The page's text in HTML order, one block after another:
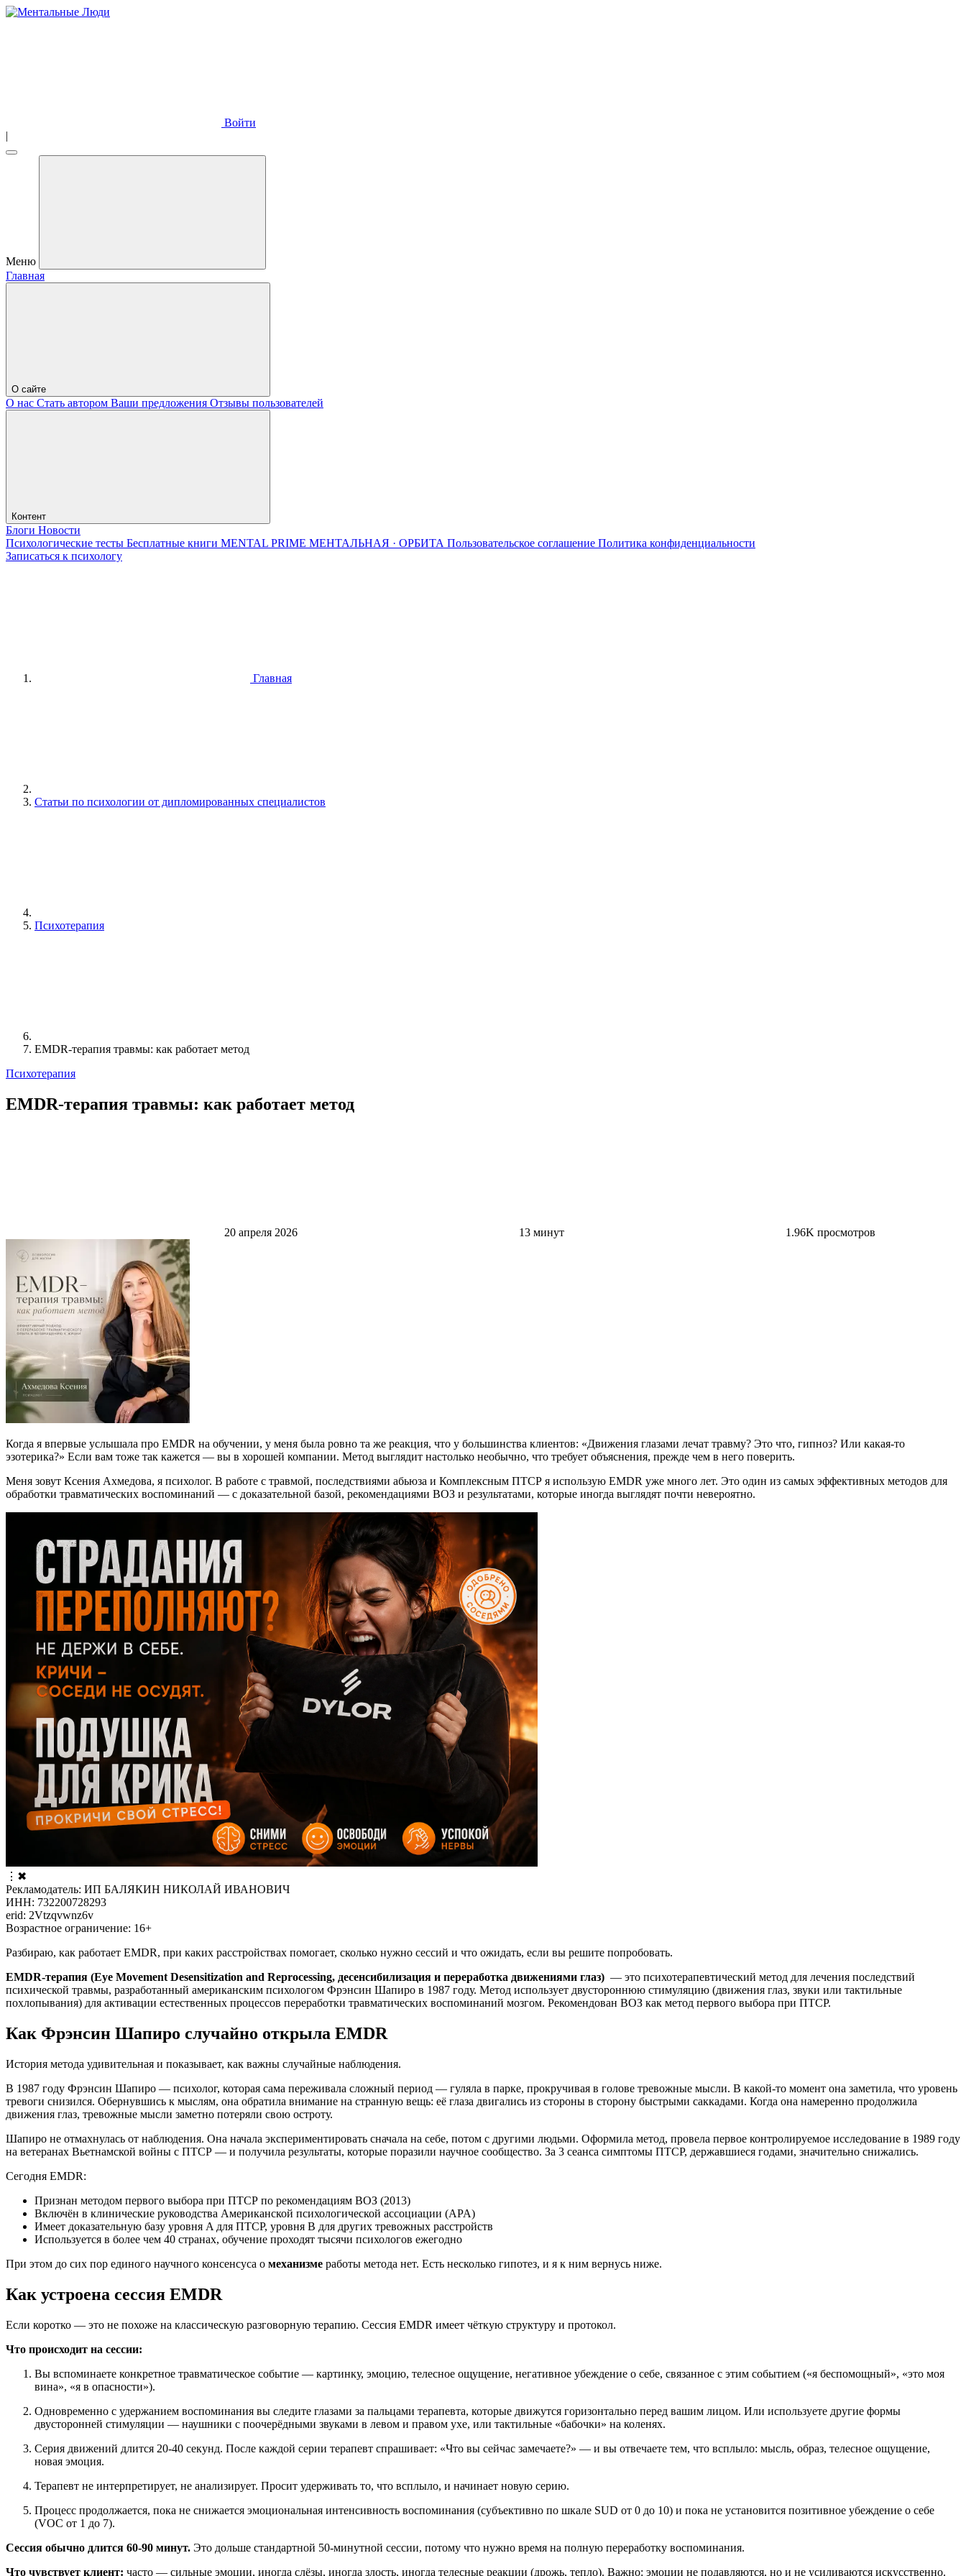
Войти
|
Меню
Главная
О сайте
О нас Стать автором Ваши предложения Отзывы пользователей
Контент
Блоги Новости
Психологические тесты Бесплатные книги MENTAL PRIME МЕНТАЛЬНАЯ · ОРБИТА Пользовательское соглашение Политика конфиденциальности
Записаться к психологу
Главная
Статьи по психологии от дипломированных специалистов
Психотерапия
EMDR-терапия травмы: как работает метод
Психотерапия
EMDR-терапия травмы: как работает метод
20 апреля 2026 13 минут 1.96K просмотров
Когда я впервые услышала про EMDR на обучении, у меня была ровно та же реакция, что у большинства клиентов: «Движения глазами лечат травму? Это что, гипноз? Или какая-то
эзотерика?» Если вам тоже так кажется — вы в хорошей компании. Метод выглядит настолько необычно, что требует объяснения, прежде чем в него поверить.
Меня зовут Ксения Ахмедова, я психолог. В работе с травмой, последствиями абьюза и Комплексным ПТСР я использую EMDR уже много лет. Это один из самых эффективных методов для
обработки травматических воспоминаний — с доказательной базой, рекомендациями ВОЗ и результатами, которые иногда выглядят почти невероятно.
⋮ ✖
Рекламодатель: ИП БАЛЯКИН НИКОЛАЙ ИВАНОВИЧ
ИНН: 732200728293
erid: 2Vtzqvwnz6v
Возрастное ограничение: 16+
Разбираю, как работает EMDR, при каких расстройствах помогает, сколько нужно сессий и что ожидать, если вы решите попробовать.
EMDR-терапия (Eye Movement Desensitization and Reprocessing, десенсибилизация и переработка движениями глаз) — это психотерапевтический метод для лечения последствий
психической травмы, разработанный американским психологом Фрэнсин Шапиро в 1987 году. Метод использует двустороннюю стимуляцию (движения глаз, звуки или тактильные
похлопывания) для активации естественных процессов переработки травматических воспоминаний мозгом. Рекомендован ВОЗ как метод первого выбора при ПТСР.
Как Фрэнсин Шапиро случайно открыла EMDR
История метода удивительная и показывает, как важны случайные наблюдения.
В 1987 году Фрэнсин Шапиро — психолог, которая сама переживала сложный период — гуляла в парке, прокручивая в голове тревожные мысли. В какой-то момент она заметила, что уровень
тревоги снизился. Обернувшись к мыслям, она обратила внимание на странную вещь: её глаза двигались из стороны в сторону быстрыми саккадами. Когда она намеренно продолжила
движения глаз, тревожные мысли заметно потеряли свою остроту.
Шапиро не отмахнулась от наблюдения. Она начала экспериментировать сначала на себе, потом с другими людьми. Оформила метод, провела первое контролируемое исследование в 1989 году
на ветеранах Вьетнамской войны с ПТСР — и получила результаты, которые поразили научное сообщество. За 3 сеанса симптомы ПТСР, державшиеся годами, значительно снижались.
Сегодня EMDR:
Признан методом первого выбора при ПТСР по рекомендациям ВОЗ (2013)
Включён в клинические руководства Американской психологической ассоциации (APA)
Имеет доказательную базу уровня A для ПТСР, уровня B для других тревожных расстройств
Используется в более чем 40 странах, обучение проходят тысячи психологов ежегодно
При этом до сих пор единого научного консенсуса о механизме работы метода нет. Есть несколько гипотез, и я к ним вернусь ниже.
Как устроена сессия EMDR
Если коротко — это не похоже на классическую разговорную терапию. Сессия EMDR имеет чёткую структуру и протокол.
Что происходит на сессии:
Вы вспоминаете конкретное травматическое событие — картинку, эмоцию, телесное ощущение, негативное убеждение о себе, связанное с этим событием («я беспомощный», «это моя
вина», «я в опасности»).
Одновременно с удержанием воспоминания вы следите глазами за пальцами терапевта, которые движутся горизонтально перед вашим лицом. Или используете другие формы
двусторонней стимуляции — наушники с поочерёдными звуками в левом и правом ухе, или тактильные «бабочки» на коленях.
Серия движений длится 20-40 секунд. После каждой серии терапевт спрашивает: «Что вы сейчас замечаете?» — и вы отвечаете тем, что всплыло: мысль, образ, телесное ощущение,
новая эмоция.
Терапевт не интерпретирует, не анализирует. Просит удерживать то, что всплыло, и начинает новую серию.
Процесс продолжается, пока не снижается эмоциональная интенсивность воспоминания (субъективно по шкале SUD от 0 до 10) и пока не установится позитивное убеждение о себе
(VOC от 1 до 7).
Сессия обычно длится 60-90 минут. Это дольше стандартной 50-минутной сессии, потому что нужно время на полную переработку воспоминания.
Что чувствует клиент: часто — сильные эмоции, иногда слёзы, иногда злость, иногда телесные реакции (дрожь, тепло). Важно: эмоции не подавляются, но и не усиливаются искусственно.